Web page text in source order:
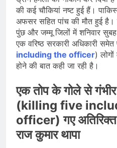
की कई चौकियां नष्ट हुई हैं।
अफसर सहित पांच की मौत हुई है।
पुंछ और जम्मू जिलों में शनिवार सुबह
एक वरिष्ठ सरकारी अधिकारी समेत
including the officer)
होने की बात कही जा रही है।
एक तोप के गोले से
(killing five
officer) गए
राज कुमार थापा